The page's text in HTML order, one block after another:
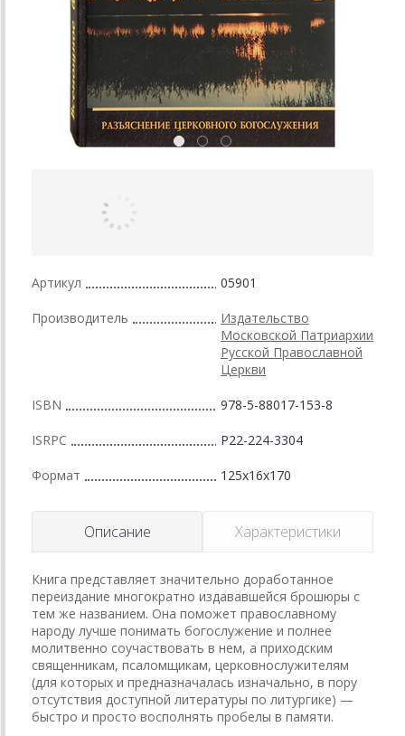
Артикул 05901
Производитель
Издательство
Московской Патриархии
Русской Православной
Церкви
ISBN 978-5-88017-153-8
ISRPC Р22-224-3304
Формат 125x16x170
Описание Характеристики
Книга представляет значительно доработанное
переиздание многократно издававшейся брошюры с
тем же названием. Она поможет православному
народу лучше понимать богослужение и полнее
молитвенно соучаствовать в нем, а приходским
священникам, псаломщикам, церковнослужителям
(для которых и предназначалась изначально, в пору
отсутствия доступной литера­туры по литургике) —
быстро и просто воспол­нять пробелы в памяти.